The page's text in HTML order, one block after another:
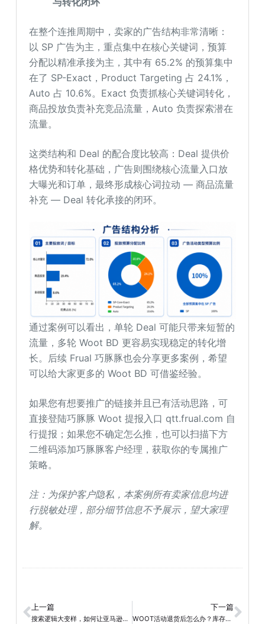
在整个连推周期中，卖家的广告结构非常清晰：
以 SP 广告为主，重点集中在核心关键词，预算
分配以精准承接为主，其中有 65.2% 的预算集中
在了 SP-Exact，Product Targeting 占 24.1%，
Auto 占 10.6%。Exact 负责抓核心关键词转化，
商品投放负责补充竞品流量，Auto 负责探索潜在
流量。
这类结构和 Deal 的配合度比较高：Deal 提供价
格优势和转化基础，广告则围绕核心流量入口放
大曝光和订单，最终形成核心词拉动 — 商品流量
补充 — Deal 转化承接的闭环。
通过案例可以看出，单轮 Deal 可能只带来短暂的
流量，多轮 Woot BD 更容易实现稳定的转化增
长。后续 Frual 巧豚豚也会分享更多案例，希望
可以给大家更多的 Woot BD 可借鉴经验。
如果您有想要推广的链接并且已有活动思路，可
直接登陆巧豚豚 Woot 提报入口 qtt.frual.com 自
行提报；如果您不确定怎么推，也可以扫描下方
二维码添加巧豚豚客户经理，获取你的专属推广
策略。
注：为保护客户隐私，本案例所有卖家信息均进
行脱敏处理，部分细节信息不予展示，望大家理
解。
上一篇
搜索逻辑大变样，如何让亚马逊AI 算法主动推荐你的产品？
下一篇
WOOT活动退货后怎么办？库存去哪了？这3条规则很多卖家还不知道